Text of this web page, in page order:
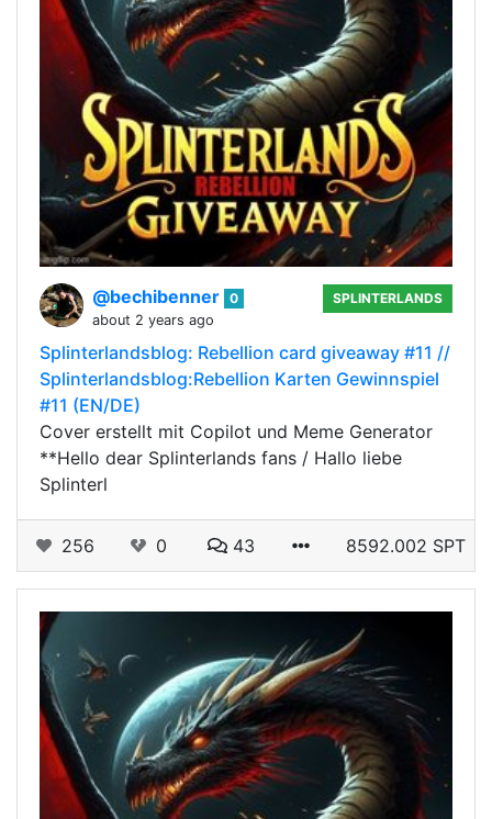
@bechibenner 0
about 2 years ago
SPLINTERLANDS
Splinterlandsblog: Rebellion card giveaway #11 //
Splinterlandsblog:Rebellion Karten Gewinnspiel
#11 (EN/DE)
Cover erstellt mit Copilot und Meme Generator
**Hello dear Splinterlands fans / Hallo liebe
Splinterl
256 0 43 8592.002 SPT